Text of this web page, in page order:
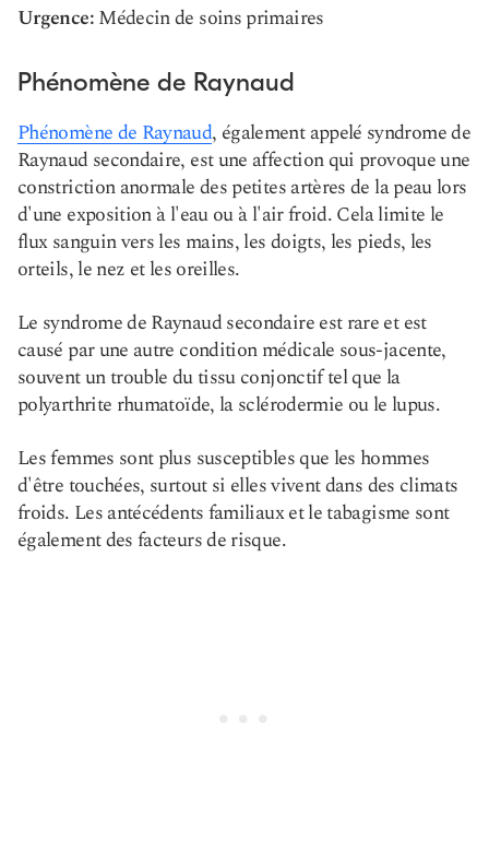
Urgence:Médecin de soins primaires
Phénomène de Raynaud
Phénomène de Raynaud, également appelé syndrome de
Raynaud secondaire, est une affection qui provoque une
constriction anormale des petites artères de la peau lors
d'une exposition à l'eau ou à l'air froid. Cela limite le
flux sanguin vers les mains, les doigts, les pieds, les
orteils, le nez et les oreilles.
Le syndrome de Raynaud secondaire est rare et est
causé par une autre condition médicale sous-jacente,
souvent un trouble du tissu conjonctif tel que la
polyarthrite rhumatoïde, la sclérodermie ou le lupus.
Les femmes sont plus susceptibles que les hommes
d'être touchées, surtout si elles vivent dans des climats
froids. Les antécédents familiaux et le tabagisme sont
également des facteurs de risque.